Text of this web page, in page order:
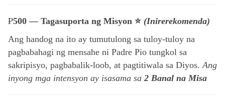
₱500 — Tagasuporta ng Misyon ⭐ (Inirerekomenda)
Ang handog na ito ay tumutulong sa tuloy-tuloy na
pagbabahagi ng mensahe ni Padre Pio tungkol sa
sakripisyo, pagbabalik-loob, at pagtitiwala sa Diyos. Ang
inyong mga intensyon ay isasama sa 2 Banal na Misa